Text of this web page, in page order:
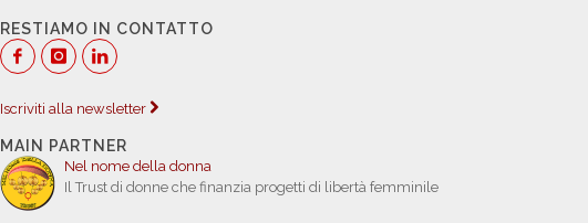
RESTIAMO IN CONTATTO
Iscriviti alla newsletter
MAIN PARTNER
Nel nome della donna
Il Trust di donne che finanzia progetti di libertà femminile